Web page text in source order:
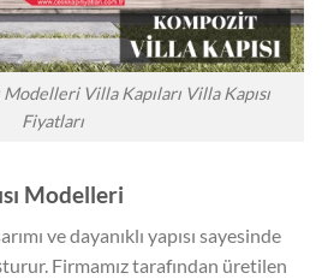
Villa Kapıları Villa Kapısı
Fiyatları
Modelleri
ve dayanıklı yapısı sayesinde
Firmamız tarafından üretilen